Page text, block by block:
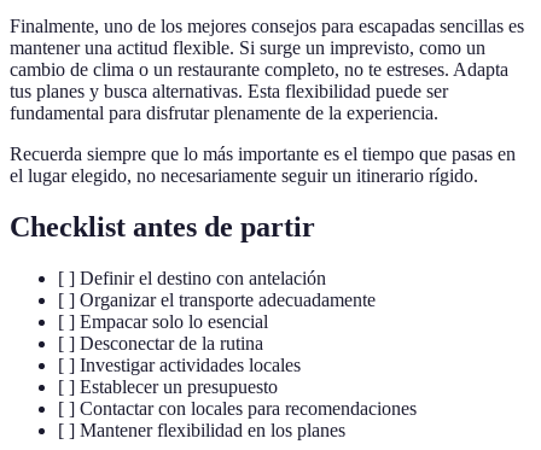
Finalmente, uno de los mejores consejos para escapadas sencillas es
mantener una actitud flexible. Si surge un imprevisto, como un
cambio de clima o un restaurante completo, no te estreses. Adapta
tus planes y busca alternativas. Esta flexibilidad puede ser
fundamental para disfrutar plenamente de la experiencia.
Recuerda siempre que lo más importante es el tiempo que pasas en
el lugar elegido, no necesariamente seguir un itinerario rígido.
Checklist antes de partir
[ ] Definir el destino con antelación
[ ] Organizar el transporte adecuadamente
[ ] Empacar solo lo esencial
[ ] Desconectar de la rutina
[ ] Investigar actividades locales
[ ] Establecer un presupuesto
[ ] Contactar con locales para recomendaciones
[ ] Mantener flexibilidad en los planes